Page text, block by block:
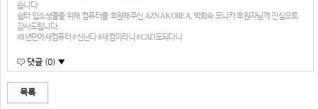
습니다.
쉼터 입소생들을 위해 컴퓨터를 후원해주신 AZNA KOREA, 박희숙 모니카 후원자님께 진심으로
감사드립니다.
#8년만에새컴퓨터#신난다#새컴이라니#CAD도되다니
댓글 (0) ▼
목록